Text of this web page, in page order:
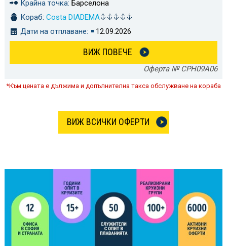
Крайна точка: Барселона
Кораб: Costa DIADEMA
Дати на отплаване:
12.09.2026
ВИЖ ПОВЕЧЕ
Оферта № CPH09A06
*Към цената е дължима и допълнителна такса обслужване на кораба
ВИЖ ВСИЧКИ ОФЕРТИ